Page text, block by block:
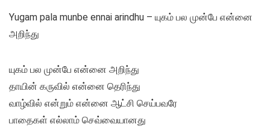
Yugam pala munbe ennai arindhu – யுகம் பல முன்பே என்னை
அறிந்து
யுகம் பல முன்பே என்னை அறிந்து
தாயின் கருவில் என்னை தெரிந்து
வாழ்வில் என்றும் என்னை ஆட்சி செய்பவரே
பாதைகள் எல்லாம் செவ்வையானது